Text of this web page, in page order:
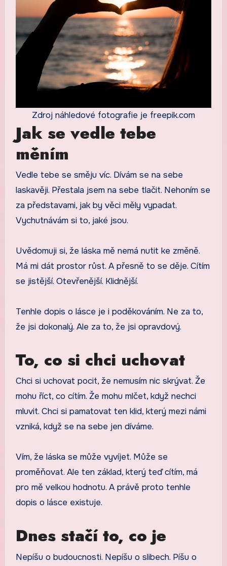
Zdroj náhledové fotografie je freepik.com
Jak se vedle tebe
měním
Vedle tebe se směju víc. Dívám se na sebe
laskavěji. Přestala jsem na sebe tlačit. Nehoním se
za představami, jak by věci měly vypadat.
Vychutnávám si to, jaké jsou.
Uvědomuji si, že láska mě nemá nutit ke změně.
Má mi dát prostor růst. A přesně to se děje. Cítím
se jistější. Otevřenější. Klidnější.
Tenhle dopis o lásce je i poděkováním. Ne za to,
že jsi dokonalý. Ale za to, že jsi opravdový.
To, co si chci uchovat
Chci si uchovat pocit, že nemusím nic skrývat. Že
mohu říct, co cítím. Že mohu mlčet, když nechci
mluvit. Chci si pamatovat ten klid, který mezi námi
vzniká, když se na sebe jen díváme.
Vím, že láska se může vyvíjet. Může se
proměňovat. Ale ten základ, který teď cítím, má
pro mě velkou hodnotu. A právě proto tenhle
dopis o lásce existuje.
Dnes stačí to, co je
Nepíšu o budoucnosti. Nepíšu o slibech. Píšu o